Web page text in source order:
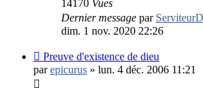
14170 Vues
Dernier message par
dim. 1 nov. 2020 22:26
Preuve d'existence de dieu
parepicurus » lun. 4 déc. 2006 11:21